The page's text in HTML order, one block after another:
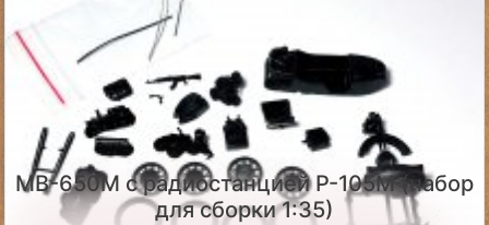
МВ-650М с радиостанцией Р-105М (набор
для сборки 1:35)